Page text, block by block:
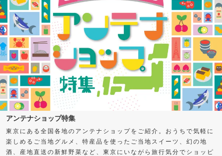
アンテナショップ特集
東京にある全国各地のアンテナショップをご紹介。おうちで気軽に
楽しめるご当地グルメ、特産品を使ったご当地スイーツ、幻の地
酒、産地直送の新鮮野菜など、東京にいながら旅行気分でショッピ